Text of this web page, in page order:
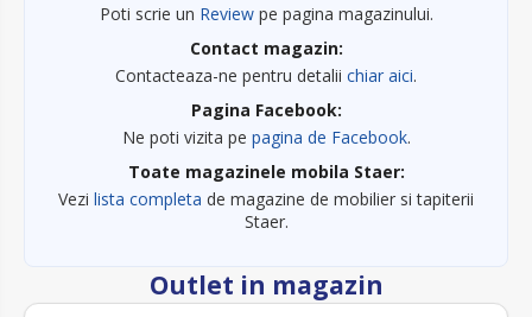
Poti scrie un Reviewpe pagina magazinului.
Contact magazin:
Contacteaza-ne pentru detalii chiar aici.
Pagina Facebook:
Ne poti vizita pe pagina de Facebook.
Toate magazinele mobila Staer:
Vezi lista completa de magazine de mobilier si tapiterii
Staer.
Outlet in magazin